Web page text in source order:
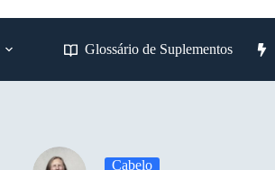
Glossário de Suplementos
Cabelo